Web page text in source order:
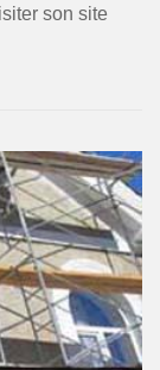
son site